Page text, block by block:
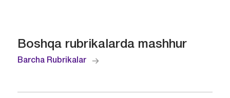
Boshqa rubrikalarda mashhur
Barcha Rubrikalar